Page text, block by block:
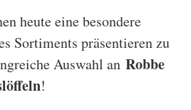
heute eine besondere
Sortiments präsentieren zu
Auswahl an Robbe
!